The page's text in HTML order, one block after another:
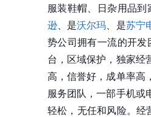
服装鞋帽、日杂用品
逊 、是沃尔玛 、是苏宁
势公司拥有一流的开
台，区域保护，独家经
高，信誉好，成单率高
服务团队，一部手机或
轻松，无任和风险。经